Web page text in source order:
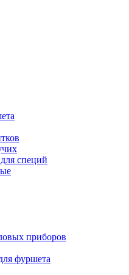
специй
приборов
фуршета